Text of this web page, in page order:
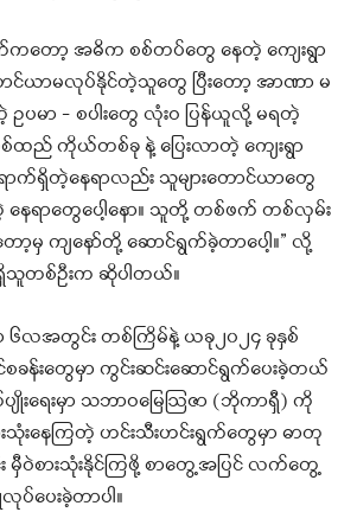
တော့ အဓိက စစ်တပ်တွေ နေတဲ့ ကျေးရွာ
ာင်ယာမလုပ်နိုင်တဲ့သူတွေ ပြီးတော့ အာဏာ မ
ပမာ – စပါးတွေ လုံးဝ ပြန်ယူလို့ မရတဲ့
ထည် ကိုယ်တစ်ခု နဲ့ ပြေးလာတဲ့ ကျေးရွာ
က်ရှိတဲ့နေရာလည်း သူများတောင်ယာတွေ
နေရာတွေပေါ့နော။ သူတို့ တစ်ဖက် တစ်လှမ်း
ော့မှ ကျနော်တို့ ဆောင်ရွက်ခဲ့တာပေါ့။” လို့
ရှိသူတစ်ဦးက ဆိုပါတယ်။
ာ ၆လအတွင်း တစ်ကြိမ်နဲ့ ယခု၂၀၂၄ ခုနှစ်
ခန်းတွေမှာ ကွင်းဆင်းဆောင်ရွက်ပေးခဲ့တယ်
းရေးမှာ သဘာဝမြေဩဇာ (ဘိုကာရှီ) ကို
းသုံးနေကြတဲ့ ဟင်းသီးဟင်းရွက်တွေမှာ ဓာတု
မှီဝဲစားသုံးနိုင်ကြဖို့ စာတွေ့အပြင် လက်တွေ့
ပ်ပေးခဲ့တာပါ။